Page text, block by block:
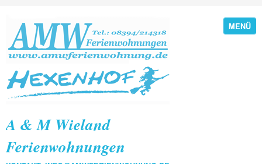
MENÜ
A & M Wieland
Ferienwohnungen